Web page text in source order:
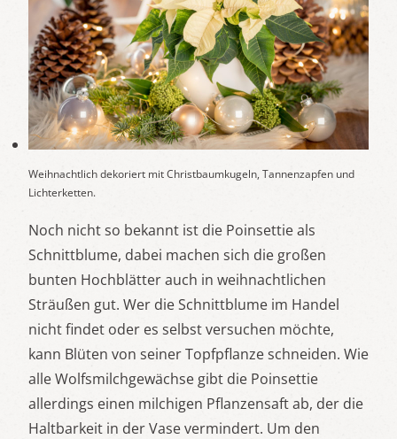
Weihnachtlich dekoriert mit Christbaumkugeln, Tannenzapfen und
Lichterketten.
Noch nicht so bekannt ist die Poinsettie als
Schnittblume, dabei machen sich die großen
bunten Hochblätter auch in weihnachtlichen
Sträußen gut. Wer die Schnittblume im Handel
nicht findet oder es selbst versuchen möchte,
kann Blüten von seiner Topfpflanze schneiden. Wie
alle Wolfsmilchgewächse gibt die Poinsettie
allerdings einen milchigen Pflanzensaft ab, der die
Haltbarkeit in der Vase vermindert. Um den